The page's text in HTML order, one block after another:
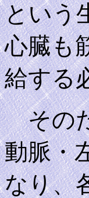
という
心臓も
給する
そのた
動脈・
なり、